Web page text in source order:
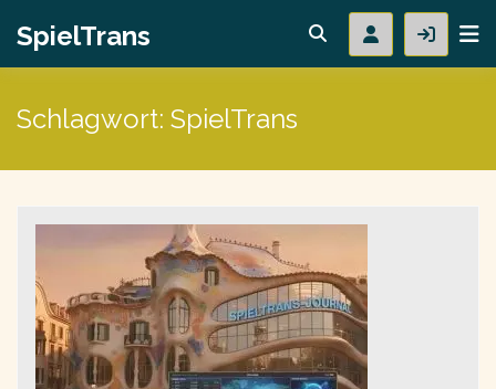
SpielTrans
Schlagwort: SpielTrans